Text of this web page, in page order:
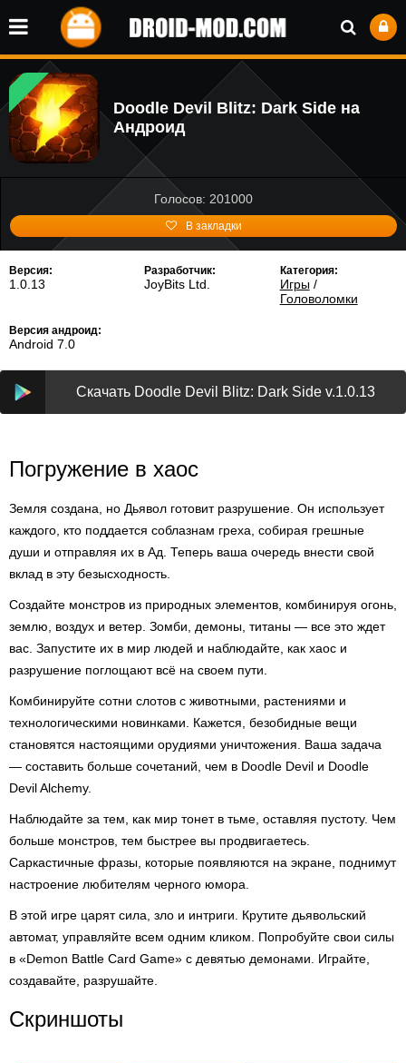
Doodle Devil Blitz: Dark Side на
Андроид
Голосов: 201000
В закладки
Версия:
1.0.13
Разработчик:
JoyBits Ltd.
Категория:
Игры/
Головоломки
Версия андроид:
Android 7.0
Скачать Doodle Devil Blitz: Dark Side v.1.0.13
Погружение в хаос
Земля создана, но Дьявол готовит разрушение. Он использует
каждого, кто поддается соблазнам греха, собирая грешные
души и отправляя их в Ад. Теперь ваша очередь внести свой
вклад в эту безысходность.
Создайте монстров из природных элементов, комбинируя огонь,
землю, воздух и ветер. Зомби, демоны, титаны — все это ждет
вас. Запустите их в мир людей и наблюдайте, как хаос и
разрушение поглощают всё на своем пути.
Комбинируйте сотни слотов с животными, растениями и
технологическими новинками. Кажется, безобидные вещи
становятся настоящими орудиями уничтожения. Ваша задача
— составить больше сочетаний, чем в Doodle Devil и Doodle
Devil Alchemy.
Наблюдайте за тем, как мир тонет в тьме, оставляя пустоту. Чем
больше монстров, тем быстрее вы продвигаетесь.
Саркастичные фразы, которые появляются на экране, поднимут
настроение любителям черного юмора.
В этой игре царят сила, зло и интриги. Крутите дьявольский
автомат, управляйте всем одним кликом. Попробуйте свои силы
в «Demon Battle Card Game» с девятью демонами. Играйте,
создавайте, разрушайте.
Скриншоты